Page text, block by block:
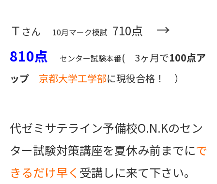
Ｔ さん 10月マーク模試 710点
→
810点
センター試験本番( 3ヶ月で100点ア
ップ
京都大学工学部に現役合格！ ）
代ゼミサテライン予備校O.N.Kのセン
ター試験対策講座を夏休み前までにで
きるだけ早く 受講しに来て下さい。